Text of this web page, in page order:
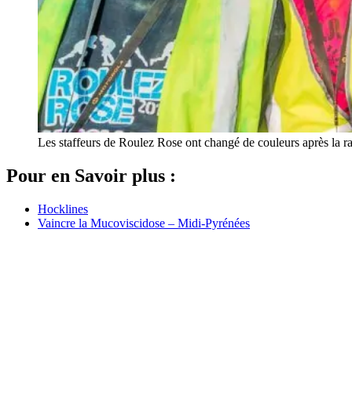
Les staffeurs de Roulez Rose ont changé de couleurs après la
Pour en Savoir plus :
Hocklines
Vaincre la Mucoviscidose – Midi-Pyrénées